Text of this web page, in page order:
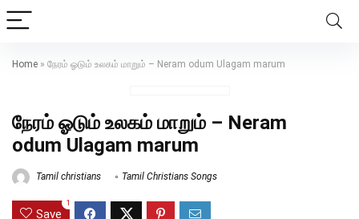
Home » நேரம் ஓடும் உலகம் மாறும் – Neram odum Ulagam marum
நேரம் ஓடும் உலகம் மாறும் – Neram
odum Ulagam marum
Tamil christians Tamil Christians Songs
Save
1